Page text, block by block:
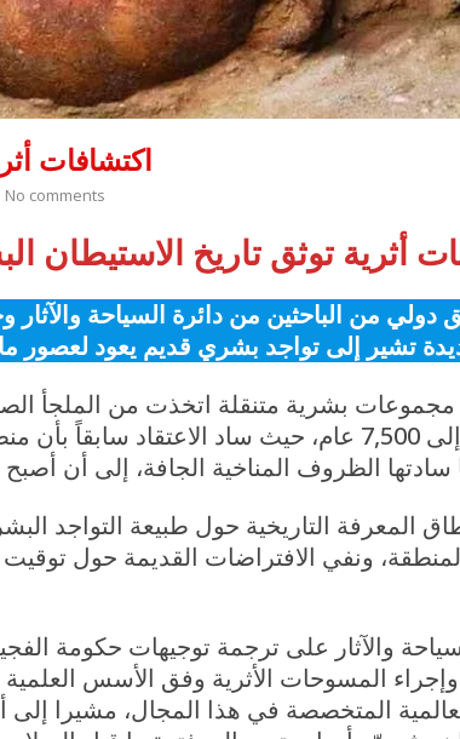
اكتشافات
No comments
أثرية توثق تاريخ الاستيطان
من الباحثين من دائرة السياحة
مجموعات بشرية متنقلة اتخذت من
لها على نحو متكرر منذ حوالي 13,000 إلى 7,500 عام،
المعرفة التاريخية حول طبيعة التواجد
ونفي الافتراضات القديمة حول توقيت
والآثار على ترجمة توجيهات حكومة
المسوحات الأثرية وفق الأسس العلمية
العالمية المتخصصة في هذا المجال، مشيرا